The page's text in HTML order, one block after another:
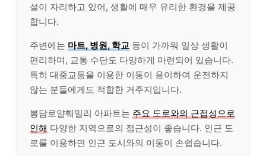
설이 자리하고 있어, 생활에 매우 유리한 환경을 제공
합니다.
주변에는 마트, 병원, 학교 등이 가까워 일상 생활이
편리하며, 교통 수단도 다양하게 마련되어 있습니다.
특히 대중교통을 이용한 이동이 용이하여 운전하지
않는 분들에게도 적합한 거주지입니다.
봉담로얄훼밀리 아파트는 주요 도로와의 근접성으로
인해 다양한 지역으로의 접근성이 좋습니다. 인근 도
로를 이용하면 인근 도시와의 이동이 손쉽습니다.